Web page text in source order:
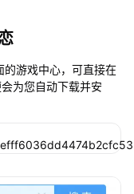
游戏中心，可直接在
为您自动下载并安